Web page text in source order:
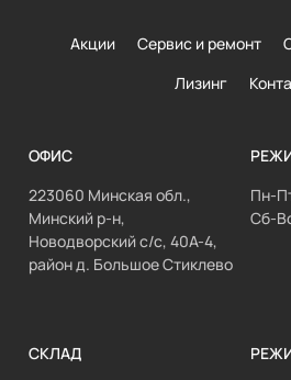
Акции Сервис и ремонт
Лизинг
ОФИС
223060 Минская обл.,
Минский р-н,
Новодворский с/с, 40А-4,
район д. Большое Стиклево
Пн-
Сб-
СКЛАД